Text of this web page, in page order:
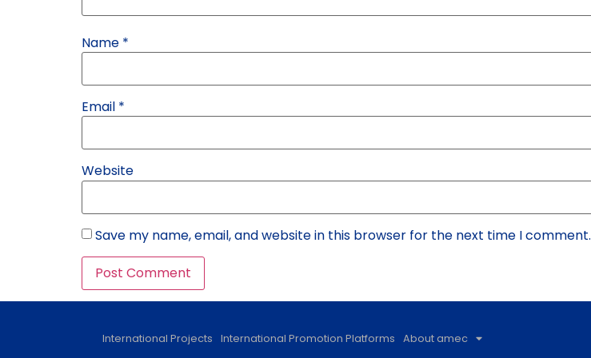
Name *
Email *
Website
Save my name, email, and website in this browser for the next time I comment.
International Projects International Promotion Platforms About amec